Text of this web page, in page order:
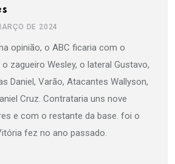
DE 2024
opinião, o ABC ficaria com o
zagueiro Wesley, o lateral Gustavo,
Daniel, Varão, Atacantes Wallyson,
Cruz. Contrataria uns nove
e com o restante da base. foi o
fez no ano passado.